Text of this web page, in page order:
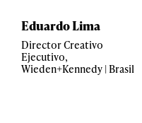
Eduardo Lima
Director Creativo
Ejecutivo,
Wieden+Kennedy | Brasil